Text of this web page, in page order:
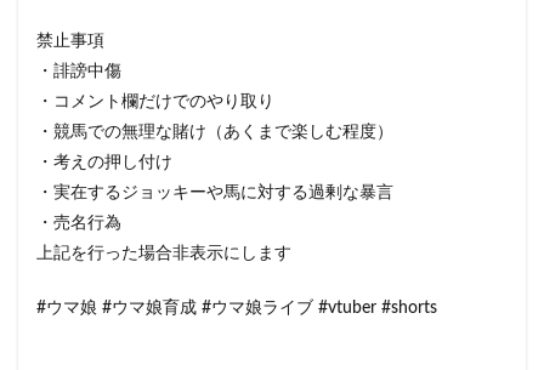
禁止事項
・誹謗中傷
・コメント欄だけでのやり取り
・競馬での無理な賭け（あくまで楽しむ程度）
・考えの押し付け
・実在するジョッキーや馬に対する過剰な暴言
・売名行為
上記を行った場合非表示にします
#ウマ娘 #ウマ娘育成 #ウマ娘ライブ #vtuber #shorts